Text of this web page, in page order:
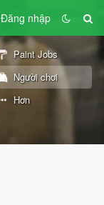
Đăng nhập
Paint Jobs
Người chơi
Hơn